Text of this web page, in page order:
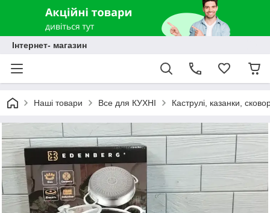
Інтернет- магазин
Наші товари Все для КУХНІ Каструлі, казанки,